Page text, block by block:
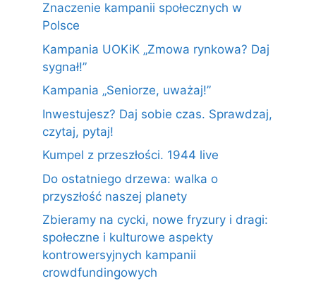
Znaczenie kampanii społecznych w
Polsce
Kampania UOKiK „Zmowa rynkowa? Daj
sygnał!”
Kampania „Seniorze, uważaj!”
Inwestujesz? Daj sobie czas. Sprawdzaj,
czytaj, pytaj!
Kumpel z przeszłości. 1944 live
Do ostatniego drzewa: walka o
przyszłość naszej planety
Zbieramy na cycki, nowe fryzury i dragi:
społeczne i kulturowe aspekty
kontrowersyjnych kampanii
crowdfundingowych